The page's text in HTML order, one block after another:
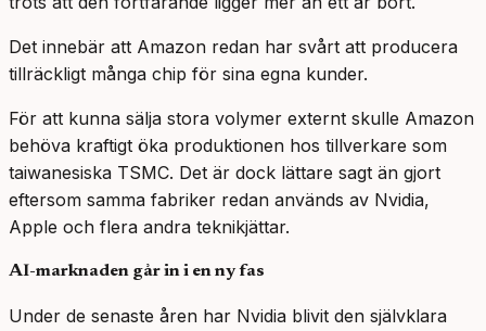
Det innebär att Amazon redan har svårt att producera
tillräckligt många chip för sina egna kunder.
För att kunna sälja stora volymer externt skulle Amazon
behöva kraftigt öka produktionen hos tillverkare som
taiwanesiska TSMC. Det är dock lättare sagt än gjort
eftersom samma fabriker redan används av Nvidia,
Apple och flera andra teknikjättar.
AI-marknaden går in i en ny fas
Under de senaste åren har Nvidia blivit den självklara